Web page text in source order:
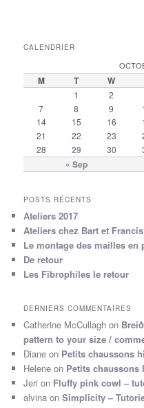
CALENDRIER
M T W
« Sep
1 2
7
8 9
14
15 16
21
22 23
28 29 30
POSTS RÉCENTS
Ateliers 2017
Ateliers chez Bart et Francis
Le montage des mailles en
De retour
Les Fibrophiles le retour
DERNIERS COMMENTAIRES
Catherine McCullagh on
pattern to your size /
Diane on Petits chaussons
Helene on Petits chaussons
Jeri on Fluffy pink cowl –
alvina onSimplicity –